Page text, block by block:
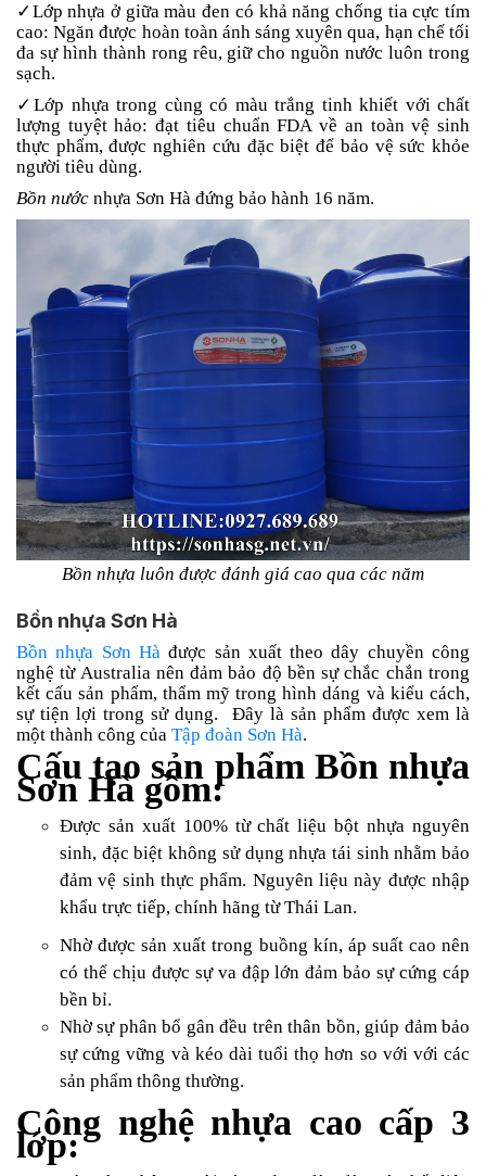
✓Lớp nhựa ở giữa màu đen có khả năng chống tia cực tím
cao: Ngăn được hoàn toàn ánh sáng xuyên qua, hạn chế tối
đa sự hình thành rong rêu, giữ cho nguồn nước luôn trong
sạch.
✓Lớp nhựa trong cùng có màu trắng tinh khiết với chất
lượng tuyệt hảo: đạt tiêu chuẩn FDA về an toàn vệ sinh
thực phẩm, được nghiên cứu đặc biệt để bảo vệ sức khỏe
người tiêu dùng.
Bồn nước nhựa Sơn Hà đứng bảo hành 16 năm.
Bồn nhựa luôn được đánh giá cao qua các năm
Bồn nhựa Sơn Hà
Bồn nhựa Sơn Hàđược sản xuất theo dây chuyền công
nghệ từ Australia nên đảm bảo độ bền sự chắc chắn trong
kết cấu sản phẩm, thẩm mỹ trong hình dáng và kiểu cách,
sự tiện lợi trong sử dụng. Đây là sản phẩm được xem là
một thành công của Tập đoàn Sơn Hà.
Cấu tạo sản phẩm Bồn nhựa
Sơn Hà gồm:
Được sản xuất 100% từ chất liệu bột nhựa nguyên
sinh, đặc biệt không sử dụng nhựa tái sinh nhằm bảo
đảm vệ sinh thực phẩm. Nguyên liệu này được nhập
khẩu trực tiếp, chính hãng từ Thái Lan.
Nhờ được sản xuất trong buồng kín, áp suất cao nên
có thể chịu được sự va đập lớn đảm bảo sự cứng cáp
bền bỉ.
Nhờ sự phân bổ gân đều trên thân bồn, giúp đảm bảo
sự cứng vững và kéo dài tuổi thọ hơn so với với các
sản phẩm thông thường.
Công nghệ nhựa cao cấp 3
lớp: